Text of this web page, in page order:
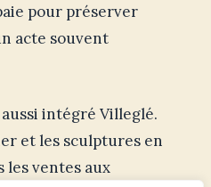
pour préserver
acte souvent
intégré Villeglé.
et les sculptures en
les ventes aux